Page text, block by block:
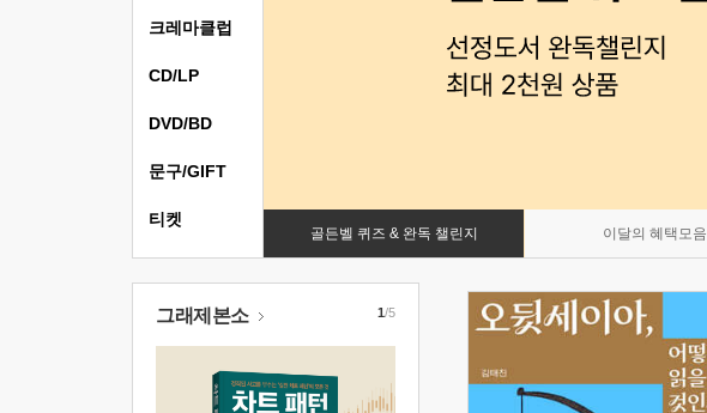
골든벨 퀴즈 & 완독 챌린지 이달의 혜택모음
크레마클럽
CD/LP
DVD/BD
문구/GIFT
티켓
그래제본소 1/5